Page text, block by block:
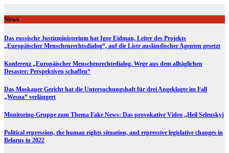
to
content
News
Das russische Justizministerium hat Igor Eidman, Leiter des Projekts
„Europäischer Menschenrechtsdialog“, auf die Liste ausländischer Agenten gesetzt
Konferenz „Europäischer Menschenrechtedialog. Wege aus dem alltäglichen
Desaster: Perspektiven schaffen“
Das Moskauer Gericht hat die Untersuchungshaft für drei Angeklagte im Fall
„Wesna“ verlängert
Monitoring-Gruppe zum Thema Fake News: Das provokative Video „Heil Selenskyj
Political repression, the human rights situation, and repressive legislative changes in
Belarus in 2022